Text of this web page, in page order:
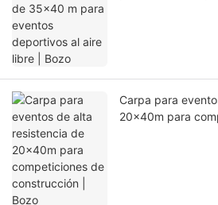
Carpa para
20x40m para